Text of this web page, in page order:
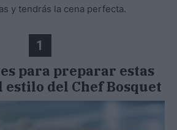
y tendrás la cena perfecta.
1
para preparar estas
estilo del Chef Bosquet